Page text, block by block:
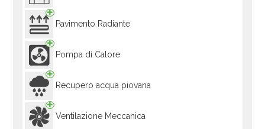
Pavimento Radiante
Pompa di Calore
Recupero acqua piovana
Ventilazione Meccanica